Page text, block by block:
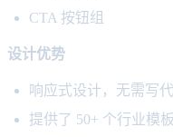
CTA 按钮组
设计优势
响应式设计，无需写
提供了 50+ 个行业模